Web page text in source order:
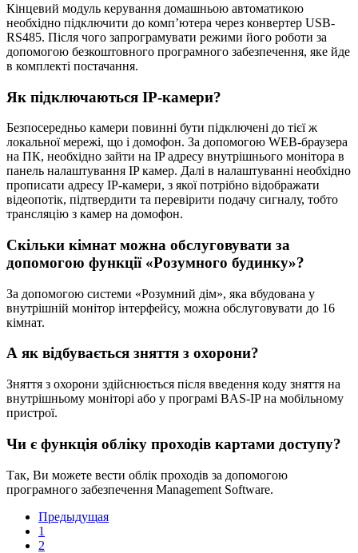
Кінцевий модуль керування домашньою автоматикою
необхідно підключити до комп’ютера через конвертер USB-
RS485. Після чого запрограмувати режими його роботи за
допомогою безкоштовного програмного забезпечення, яке йде
в комплекті постачання.
Як підключаються IP-камери?
Безпосередньо камери повинні бути підключені до тієї ж
локальної мережі, що і домофон. За допомогою WEB-браузера
на ПК, необхідно зайти на IP адресу внутрішнього монітора в
панель налаштування IP камер. Далі в налаштуванні необхідно
прописати адресу IP-камери, з якої потрібно відображати
відеопотік, підтвердити та перевірити подачу сигналу, тобто
трансляцію з камер на домофон.
Скільки кімнат можна обслуговувати за
допомогою функції «Розумного будинку»?
За допомогою системи «Розумний дім», яка вбудована у
внутрішній монітор інтерфейсу, можна обслуговувати до 16
кімнат.
А як відбувається зняття з охорони?
Зняття з охорони здійснюється після введення коду зняття на
внутрішньому моніторі або у програмі BAS-IP на мобільному
пристрої.
Чи є функція обліку проходів картами доступу?
Так, Ви можете вести облік проходів за допомогою
програмного забезпечення Management Software.
Предыдущая
1
2